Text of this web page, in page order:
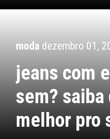
moda dezembro 01,
jeans com
sem? saiba
melhor pro